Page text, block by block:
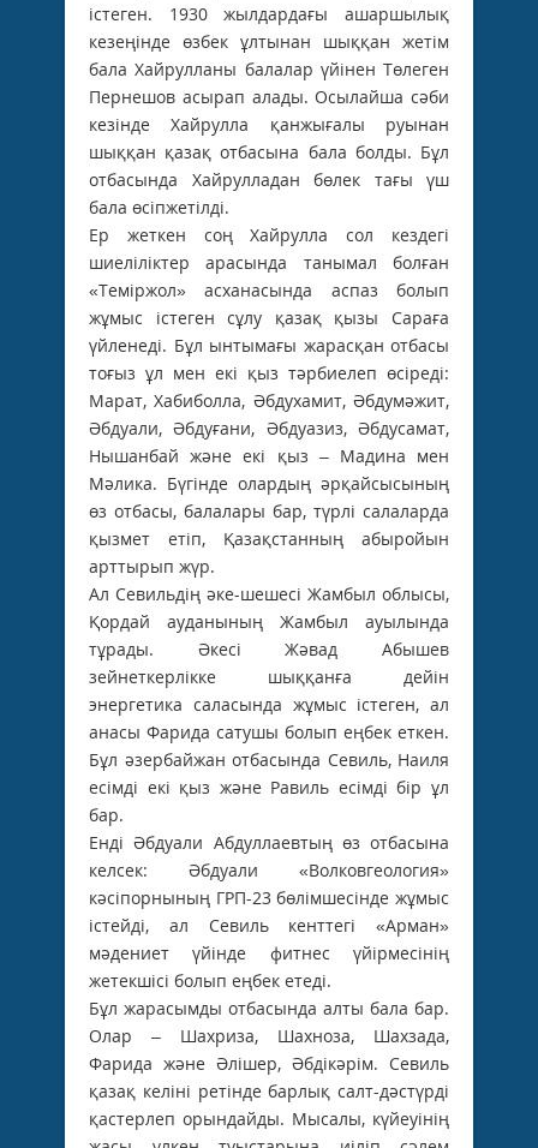
істеген. 1930 жылдардағы ашаршылық
кезеңінде өзбек ұлтынан шыққан жетім
бала Хайрулланы балалар үйінен Төлеген
Пернешов асырап алады. Осылайша сәби
кезінде Хайрулла қанжығалы руынан
шыққан қазақ отбасына бала болды. Бұл
отбасында Хайрулладан бөлек тағы үш
бала өсіпжетілді.
Ер жеткен соң Хайрулла сол кездегі
шиеліліктер арасында танымал болған
«Теміржол» асханасында аспаз болып
жұмыс істеген сұлу қазақ қызы Сараға
үйленеді. Бұл ынтымағы жарасқан отбасы
тоғыз ұл мен екі қыз тәрбиелеп өсіреді:
Марат, Хабиболла, Әбдухамит, Әбдумәжит,
Әбдуали, Әбдуғани, Әбдуазиз, Әбдусамат,
Нышанбай және екі қыз – Мадина мен
Мәлика. Бүгінде олардың әрқайсысының
өз отбасы, балалары бар, түрлі салаларда
қызмет етіп, Қазақстанның абыройын
арттырып жүр.
Ал Севильдің әке-шешесі Жамбыл облысы,
Қордай ауданының Жамбыл ауылында
тұрады. Әкесі Жәвад Абышев
зейнеткерлікке шыққанға дейін
энергетика саласында жұмыс істеген, ал
анасы Фарида сатушы болып еңбек еткен.
Бұл әзербайжан отбасында Севиль, Наиля
есімді екі қыз және Равиль есімді бір ұл
бар.
Енді Әбдуали Абдуллаевтың өз отбасына
келсек: Әбдуали «Волковгеология»
кәсіпорнының ГРП-23 бөлімшесінде жұмыс
істейді, ал Севиль кенттегі «Арман»
мәдениет үйінде фитнес үйірмесінің
жетекшісі болып еңбек етеді.
Бұл жарасымды отбасында алты бала бар.
Олар – Шахриза, Шахноза, Шахзада,
Фарида және Әлішер, Әбдікәрім. Севиль
қазақ келіні ретінде барлық салт-дәстүрді
қастерлеп орындайды. Мысалы, күйеуінің